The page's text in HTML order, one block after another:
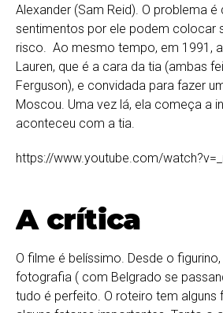
Alexander (Sam Reid). O problema é
sentimentos por ele podem colocar
risco. Ao mesmo tempo, em 1991,
Lauren, que é a cara da tia (ambas
Ferguson), e convidada para fazer
Moscou. Uma vez lá, ela começa a
aconteceu com a tia.
https://www.youtube.com/
A crítica
O filme é belíssimo. Desde o
fotografia ( com Belgrado se
tudo é perfeito. O roteiro tem alguns